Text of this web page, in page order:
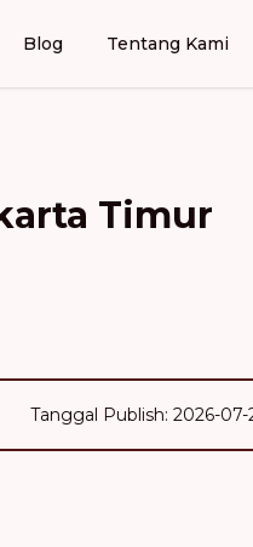
Blog Tentang Kami
Timur
Tanggal Publish: 2026-07-